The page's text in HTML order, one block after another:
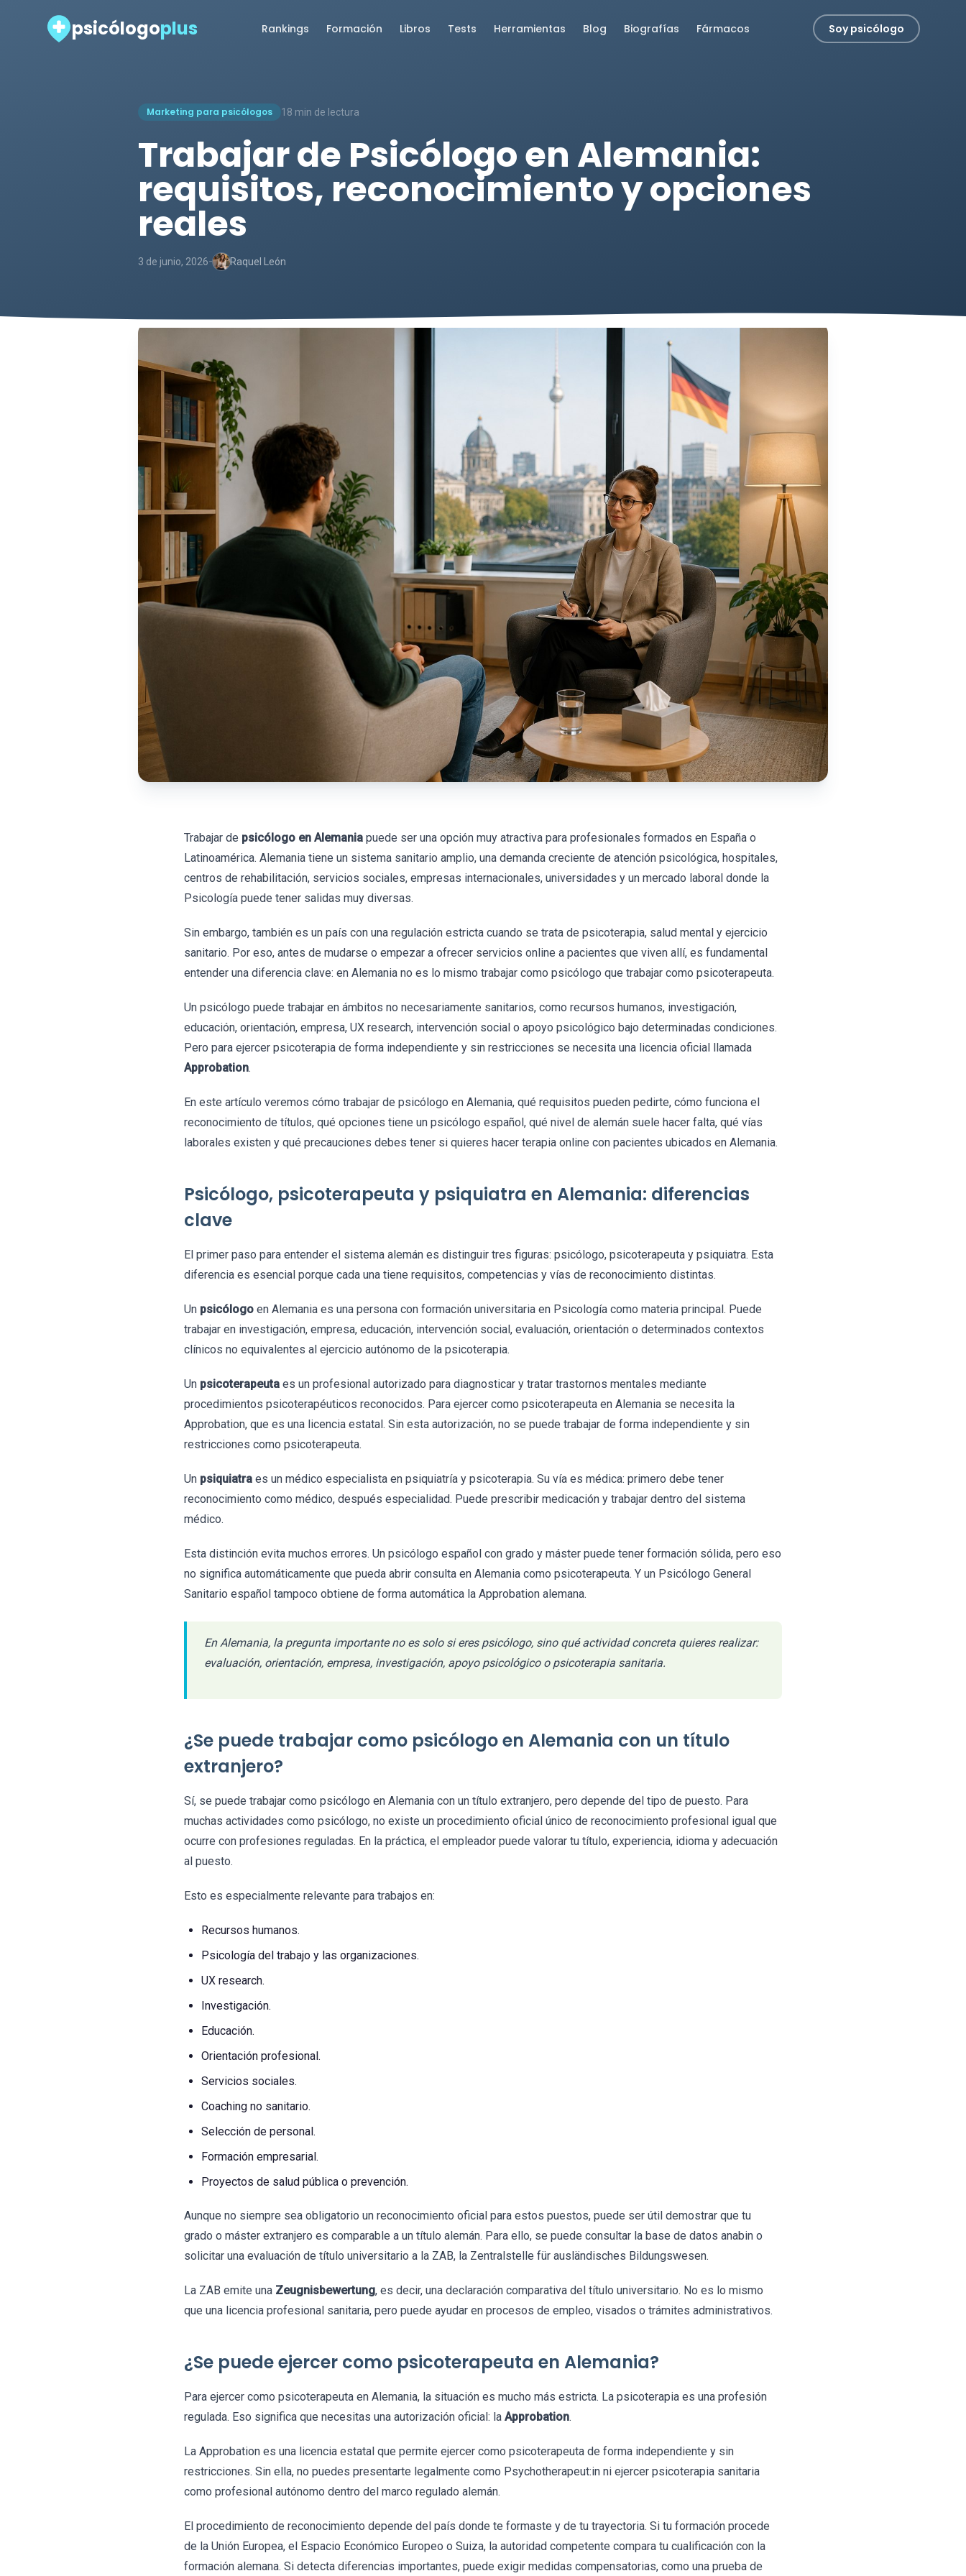
psicólogoplus Rankings Formación Libros Tests Herramientas Blog Biografías Fármacos Soy psicólogo
Marketing para psicólogos 18 min de lectura
Trabajar de Psicólogo en Alemania:
requisitos, reconocimiento y opciones
reales
3 de junio, 2026- Raquel León
Trabajar de psicólogo en Alemania puede ser una opción muy atractiva para profesionales formados en España o
Latinoamérica. Alemania tiene un sistema sanitario amplio, una demanda creciente de atención psicológica, hospitales,
centros de rehabilitación, servicios sociales, empresas internacionales, universidades y un mercado laboral donde la
Psicología puede tener salidas muy diversas.
Sin embargo, también es un país con una regulación estricta cuando se trata de psicoterapia, salud mental y ejercicio
sanitario. Por eso, antes de mudarse o empezar a ofrecer servicios online a pacientes que viven allí, es fundamental
entender una diferencia clave: en Alemania no es lo mismo trabajar como psicólogo que trabajar como psicoterapeuta.
Un psicólogo puede trabajar en ámbitos no necesariamente sanitarios, como recursos humanos, investigación,
educación, orientación, empresa, UX research, intervención social o apoyo psicológico bajo determinadas condiciones.
Pero para ejercer psicoterapia de forma independiente y sin restricciones se necesita una licencia oficial llamada
Approbation.
En este artículo veremos cómo trabajar de psicólogo en Alemania, qué requisitos pueden pedirte, cómo funciona el
reconocimiento de títulos, qué opciones tiene un psicólogo español, qué nivel de alemán suele hacer falta, qué vías
laborales existen y qué precauciones debes tener si quieres hacer terapia online con pacientes ubicados en Alemania.
Psicólogo, psicoterapeuta y psiquiatra en Alemania: diferencias
clave
El primer paso para entender el sistema alemán es distinguir tres figuras: psicólogo, psicoterapeuta y psiquiatra. Esta
diferencia es esencial porque cada una tiene requisitos, competencias y vías de reconocimiento distintas.
Un psicólogo en Alemania es una persona con formación universitaria en Psicología como materia principal. Puede
trabajar en investigación, empresa, educación, intervención social, evaluación, orientación o determinados contextos
clínicos no equivalentes al ejercicio autónomo de la psicoterapia.
Un psicoterapeuta es un profesional autorizado para diagnosticar y tratar trastornos mentales mediante
procedimientos psicoterapéuticos reconocidos. Para ejercer como psicoterapeuta en Alemania se necesita la
Approbation, que es una licencia estatal. Sin esta autorización, no se puede trabajar de forma independiente y sin
restricciones como psicoterapeuta.
Un psiquiatra es un médico especialista en psiquiatría y psicoterapia. Su vía es médica: primero debe tener
reconocimiento como médico, después especialidad. Puede prescribir medicación y trabajar dentro del sistema
médico.
Esta distinción evita muchos errores. Un psicólogo español con grado y máster puede tener formación sólida, pero eso
no significa automáticamente que pueda abrir consulta en Alemania como psicoterapeuta. Y un Psicólogo General
Sanitario español tampoco obtiene de forma automática la Approbation alemana.
En Alemania, la pregunta importante no es solo si eres psicólogo, sino qué actividad concreta quieres realizar:
evaluación, orientación, empresa, investigación, apoyo psicológico o psicoterapia sanitaria.
¿Se puede trabajar como psicólogo en Alemania con un título
extranjero?
Sí, se puede trabajar como psicólogo en Alemania con un título extranjero, pero depende del tipo de puesto. Para
muchas actividades como psicólogo, no existe un procedimiento oficial único de reconocimiento profesional igual que
ocurre con profesiones reguladas. En la práctica, el empleador puede valorar tu título, experiencia, idioma y adecuación
al puesto.
Esto es especialmente relevante para trabajos en:
Recursos humanos.
Psicología del trabajo y las organizaciones.
UX research.
Investigación.
Educación.
Orientación profesional.
Servicios sociales.
Coaching no sanitario.
Selección de personal.
Formación empresarial.
Proyectos de salud pública o prevención.
Aunque no siempre sea obligatorio un reconocimiento oficial para estos puestos, puede ser útil demostrar que tu
grado o máster extranjero es comparable a un título alemán. Para ello, se puede consultar la base de datos anabin o
solicitar una evaluación de título universitario a la ZAB, la Zentralstelle für ausländisches Bildungswesen.
La ZAB emite una Zeugnisbewertung, es decir, una declaración comparativa del título universitario. No es lo mismo
que una licencia profesional sanitaria, pero puede ayudar en procesos de empleo, visados o trámites administrativos.
¿Se puede ejercer como psicoterapeuta en Alemania?
Para ejercer como psicoterapeuta en Alemania, la situación es mucho más estricta. La psicoterapia es una profesión
regulada. Eso significa que necesitas una autorización oficial: la Approbation.
La Approbation es una licencia estatal que permite ejercer como psicoterapeuta de forma independiente y sin
restricciones. Sin ella, no puedes presentarte legalmente como Psychotherapeut:in ni ejercer psicoterapia sanitaria
como profesional autónomo dentro del marco regulado alemán.
El procedimiento de reconocimiento depende del país donde te formaste y de tu trayectoria. Si tu formación procede
de la Unión Europea, el Espacio Económico Europeo o Suiza, la autoridad competente compara tu cualificación con la
formación alemana. Si detecta diferencias importantes, puede exigir medidas compensatorias, como una prueba de